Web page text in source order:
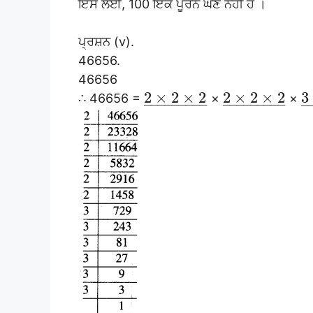
ਇਸ ਲਈ, 100 ਇਕ ਪੂਰਨ ਘਣ ਨਹੀਂ ਹੈ ।
ਪ੍ਰਸ਼ਨ (v).
46656.
46656
∴ 46656 = 2 × 2 × 2
– –
––––––– × 2 × 2 × 2
– –
––––––– × 3
–